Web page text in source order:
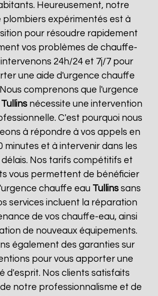
Heureusement, notre
plombiers expérimentés est à
pour résoudre rapidement
vos problèmes de chauffe-
intervenons 24h/24 et 7j/7 pour
une aide d'urgence chauffe
comprenons que l'urgence
Tullinsnécessite une intervention
C'est pourquoi nous
à répondre à vos appels en
minutes et à intervenir dans les
Nos tarifs compétitifs et
vous permettent de bénéficier
chauffe eau Tullins sans
services incluent la réparation
de vos chauffe-eau, ainsi
de nouveaux équipements.
également des garanties sur
pour vous apporter une
d'esprit. Nos clients satisfaits
notre professionnalisme et de